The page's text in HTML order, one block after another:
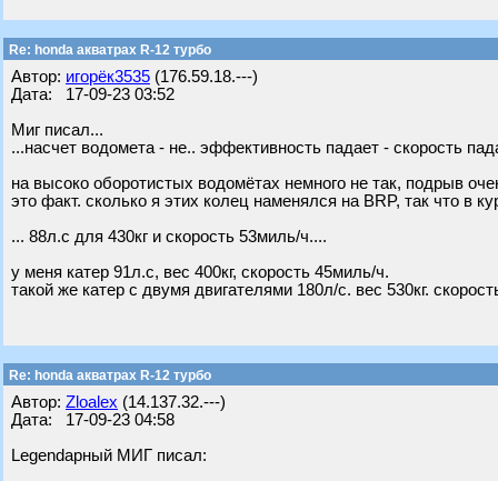
Re: honda акватрах R-12 турбо
Автор: игорёк3535 (176.59.18.---)
Дата: 17-09-23 03:52
Миг писал...
...насчет водомета - не.. эффективность падает - скорость
на высоко оборотистых водомётах немного не так, подрыв
это факт. сколько я этих колец наменялся на BRP, так что в
... 88л.с для 430кг и скорость 53миль/ч....
у меня катер 91л.с, вес 400кг, скорость 45миль/ч.
такой же катер с двумя двигателями 180л/с. вес 530кг.
Re: honda акватрах R-12 турбо
Автор: Zloalex (14.137.32.---)
Дата: 17-09-23 04:58
Legendарный МИГ писал: